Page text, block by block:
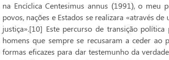
na Encíclica Centesimus annus (1991), o meu
povos, nações e Estados se realizara «através
justiça».[10] Este percurso de transição
homens que sempre se recusaram a ceder
formas eficazes para dar testemunho da